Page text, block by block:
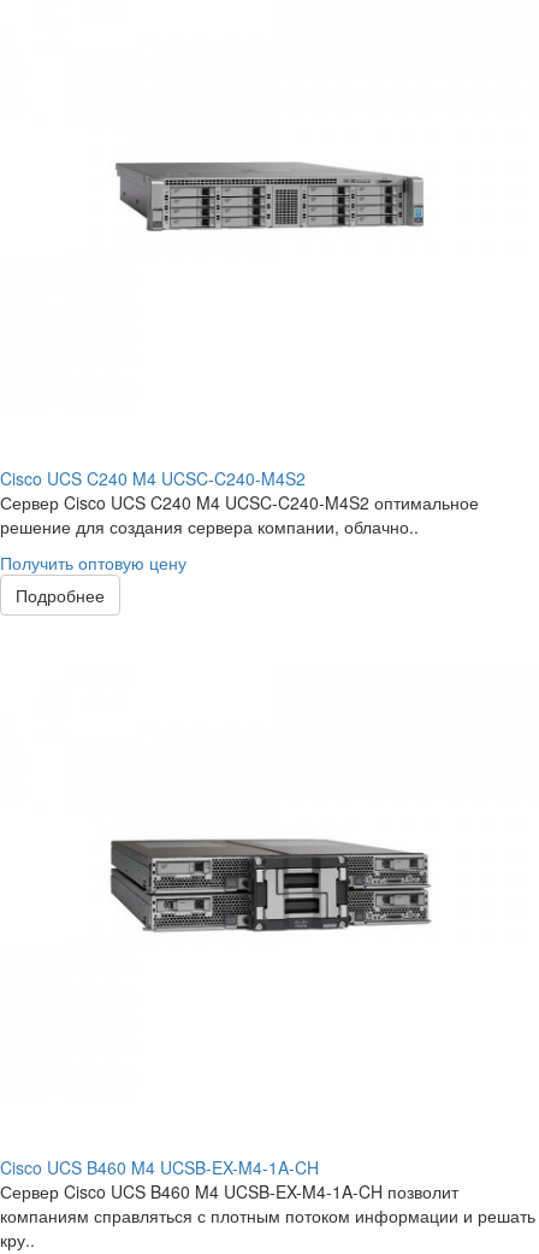
Cisco UCS C240 M4 UCSC-C240-M4S2
Сервер Cisco UCS C240 M4 UCSC-C240-M4S2 оптимальное
решение для создания сервера компании, облачно..
Получить оптовую цену
Подробнее
Cisco UCS B460 M4 UCSB-EX-M4-1A-CH
Сервер Cisco UCS B460 M4 UCSB-EX-M4-1A-CH позволит
компаниям справляться с плотным потоком информации и решать
кру..